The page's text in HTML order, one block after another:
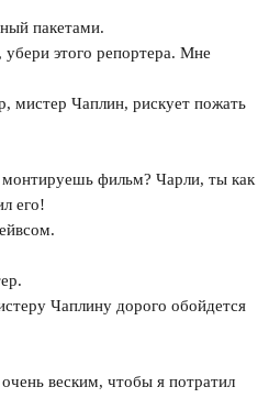
пакетами.
этого репортера. Мне
мистер Чаплин, рискует пожать
фильм? Чарли, ты как
его!
Чаплину дорого обойдется
веским, чтобы я потратил